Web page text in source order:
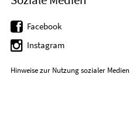
Facebook
Instagram
Hinweise zur Nutzung sozialer Medien